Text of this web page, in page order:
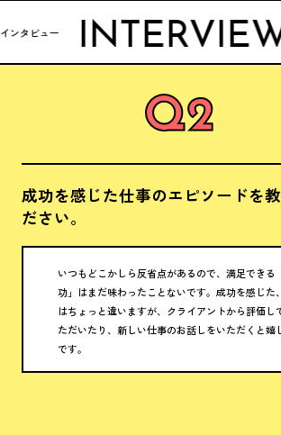
INTERVIEW インタビュ
成功を感じた仕事のエピソードを
ださい。
いつもどこかしら反省点があるので、満足できる
功」はまだ味わったことないです。成功を感じた
はちょっと違いますが、クライアントから評価し
ただいたり、新しい仕事のお話しをいただくと嬉
です。